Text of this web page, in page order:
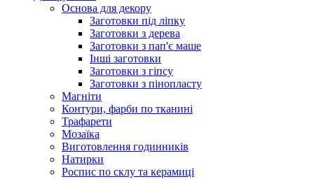
Основа для декору
Заготовки під ліпку
Заготовки з дерева
Заготовки з пап'є маше
Інші заготовки
Заготовки з гіпсу
Заготовки з пінопласту
Магніти
Контури, фарби по тканині
Трафарети
Мозаїка
Виготовлення годинників
Натирки
Роспис по склу та керамиці